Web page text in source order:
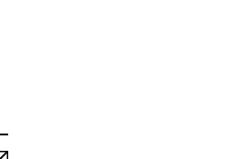
BLANCO MATE Ø220 CORTE